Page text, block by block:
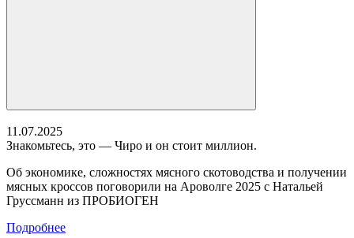
11.07.2025
Знакомьтесь, это — Чиро и он стоит миллион.
Об экономике, сложностях мясного скотоводства и получении
мясных кроссов поговорили на Ароволге 2025 с Натальей
Груссманн из ПРОБИОГЕН
Подробнее